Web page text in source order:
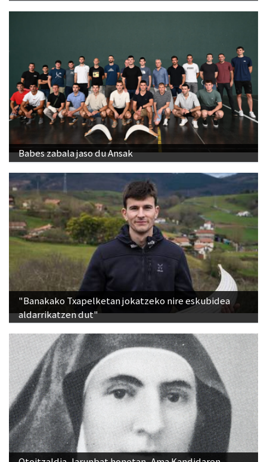
Babes zabala jaso du Ansak
"Banakako Txapelketan jokatzeko nire eskubidea
aldarrikatzen dut"